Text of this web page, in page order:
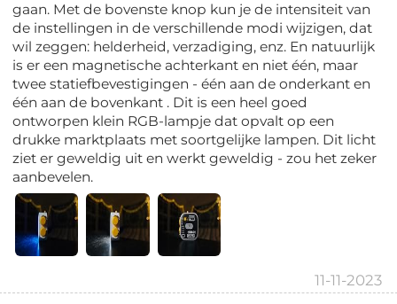
gaan. Met de bovenste knop kun je de intensiteit van
de instellingen in de verschillende modi wijzigen, dat
wil zeggen: helderheid, verzadiging, enz. En natuurlijk
is er een magnetische achterkant en niet één, maar
twee statiefbevestigingen - één aan de onderkant en
één aan de bovenkant . Dit is een heel goed
ontworpen klein RGB-lampje dat opvalt op een
drukke marktplaats met soortgelijke lampen. Dit licht
ziet er geweldig uit en werkt geweldig - zou het zeker
aanbevelen.
11-11-2023